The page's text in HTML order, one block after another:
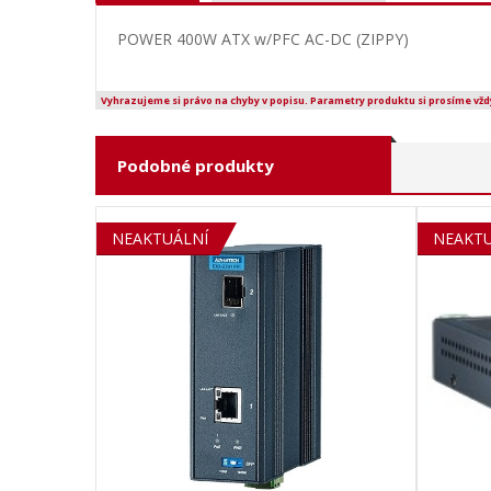
POWER 400W ATX w/PFC AC-DC (ZIPPY)
Vyhrazujeme si právo na chyby v popisu. Parametry produktu si prosíme
Podobné produkty
NEAKTUÁLNÍ SOLD